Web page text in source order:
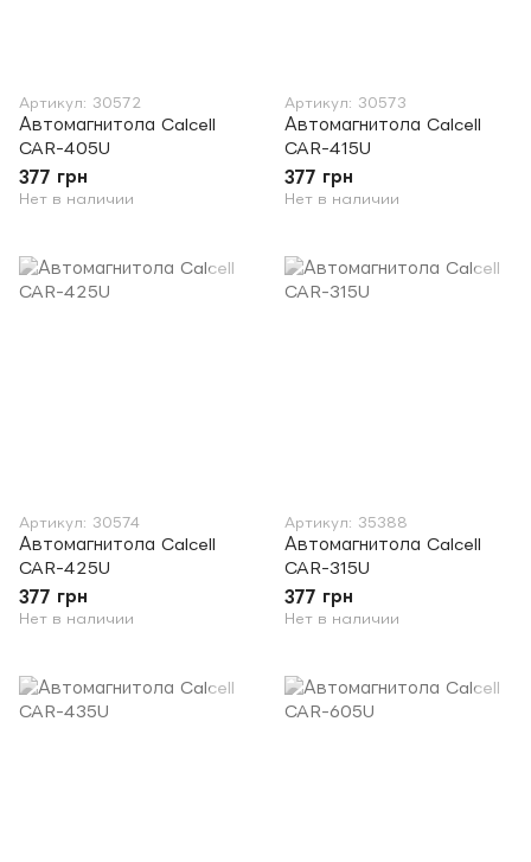
Артикул: 30572
Автомагнитола Calcell
CAR-405U
377 грн
Нет в наличии
Артикул: 30573
Автомагнитола Calcell
CAR-415U
377 грн
Нет в наличии
Артикул: 30574
Автомагнитола Calcell
CAR-425U
377 грн
Нет в наличии
Артикул: 35388
Автомагнитола Calcell
CAR-315U
377 грн
Нет в наличии